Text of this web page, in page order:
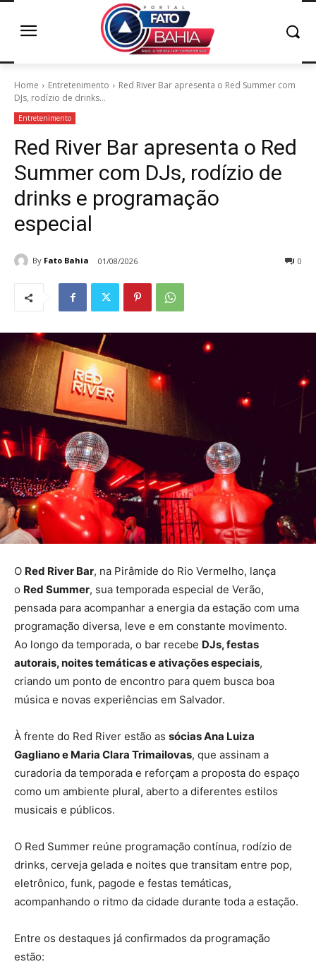
Home Entretenimento
Red River Bar apresenta o Red Summer com
DJs, rodízio de drinks...
Entretenimento
Red River Bar apresenta o Red
Summer com DJs, rodízio de
drinks e programação
especial
By Fato Bahia 01/08/2026 0
O Red River Bar, na Pirâmide do Rio Vermelho, lança
o Red Summer, sua temporada especial de Verão,
pensada para acompanhar a energia da estação com uma
programação diversa, leve e em constante movimento.
Ao longo da temporada, o bar recebe DJs, festas
autorais, noites temáticas e ativações especiais,
criando um ponto de encontro para quem busca boa
música e novas experiências em Salvador.
À frente do Red River estão as sócias Ana Luiza
Gagliano e Maria Clara Trimailovas, que assinam a
curadoria da temporada e reforçam a proposta do espaço
como um ambiente plural, aberto a diferentes estilos
musicais e públicos.
O Red Summer reúne programação contínua, rodízio de
drinks, cerveja gelada e noites que transitam entre pop,
eletrônico, funk, pagode e festas temáticas,
acompanhando o ritmo da cidade durante toda a estação.
Entre os destaques já confirmados da programação
estão: